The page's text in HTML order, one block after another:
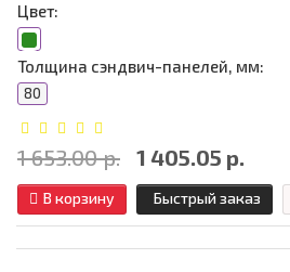
Цвет:
Толщина сэндвич-панелей, мм:
80
1 653.00 р. 1 405.05 р.
В корзину Быстрый заказ